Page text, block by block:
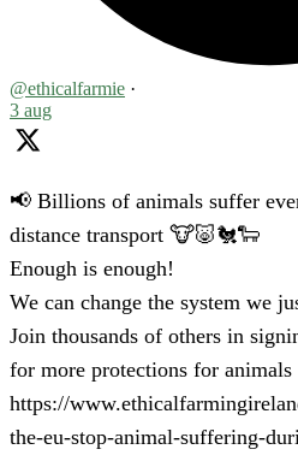
@ethicalfarmie ·
3 aug
📢 Billions of animals suffer
distance transport 🐮🐷🐔🐑
Enough is enough!
We can change the system we
Join thousands of others in
for more protections for animals
https://
the-eu-stop-animal-suffering-